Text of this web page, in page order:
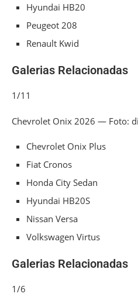
Hyundai HB20
Peugeot 208
Renault Kwid
Galerias Relacionadas
1/11
Chevrolet Onix 2026 — Foto:
Chevrolet Onix Plus
Fiat Cronos
Honda City Sedan
Hyundai HB20S
Nissan Versa
Volkswagen Virtus
Galerias Relacionadas
1/6